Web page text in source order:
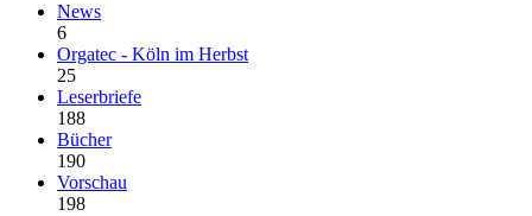
News
6
Orgatec - Köln im Herbst
25
Leserbriefe
188
Bücher
190
Vorschau
198